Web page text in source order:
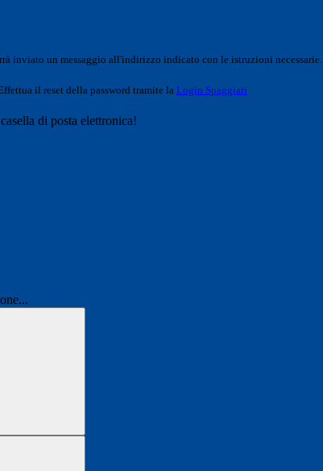
inviato un messaggio all'indirizzo indicato con le istruzioni necessarie.
il reset della password tramite la Login Spaggiari
di posta elettronica!